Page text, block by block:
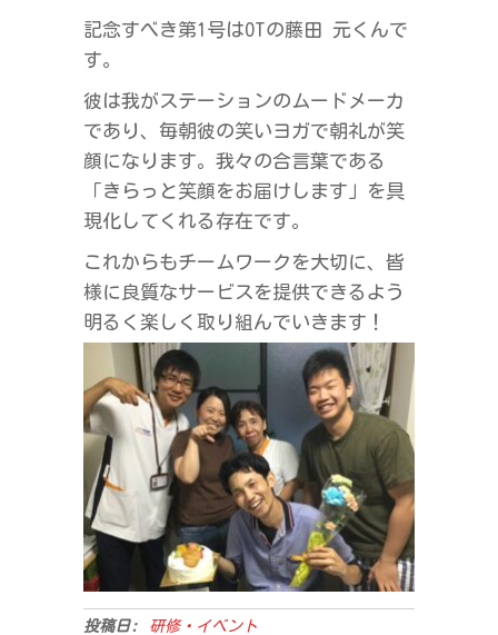
記念すべき第1号はOTの藤田 元くんで
す。
彼は我がステーションのムードメーカ
であり、毎朝彼の笑いヨガで朝礼が笑
顔になります。我々の合言葉である
「きらっと笑顔をお届けします」を具
現化してくれる存在です。
これからもチームワークを大切に、皆
様に良質なサービスを提供できるよう
明るく楽しく取り組んでいきます！
投稿日: 研修・イベント